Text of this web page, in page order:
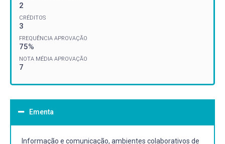
2
CRÉDITOS
3
FREQUÊNCIA APROVAÇÃO
75%
NOTA MÉDIA APROVAÇÃO
7
Ementa
Informação e comunicação, ambientes colaborativos de